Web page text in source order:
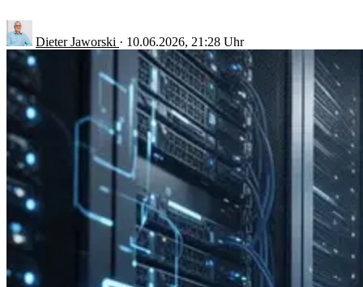
Dieter Jaworski · 10.06.2026, 21:28 Uhr